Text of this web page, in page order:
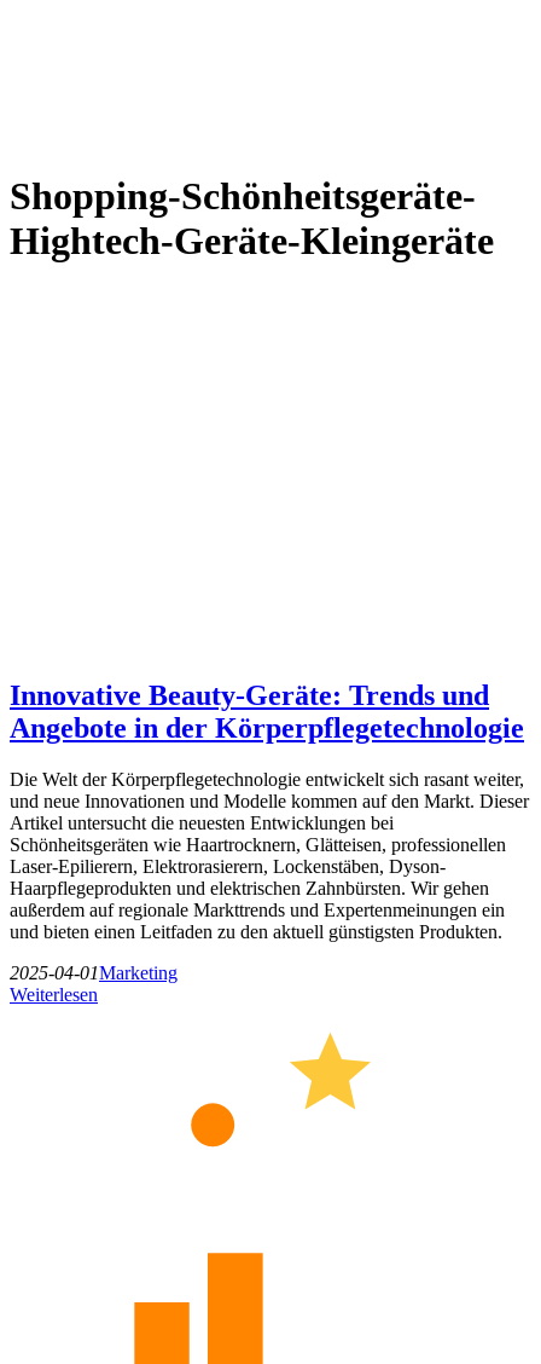
Shopping-Schönheitsgeräte-
Hightech-Geräte-Kleingeräte
Innovative Beauty-Geräte: Trends und
Angebote in der Körperpflegetechnologie
Die Welt der Körperpflegetechnologie entwickelt sich rasant weiter,
und neue Innovationen und Modelle kommen auf den Markt. Dieser
Artikel untersucht die neuesten Entwicklungen bei
Schönheitsgeräten wie Haartrocknern, Glätteisen, professionellen
Laser-Epilierern, Elektrorasierern, Lockenstäben, Dyson-
Haarpflegeprodukten und elektrischen Zahnbürsten. Wir gehen
außerdem auf regionale Markttrends und Expertenmeinungen ein
und bieten einen Leitfaden zu den aktuell günstigsten Produkten.
2025-04-01Marketing
Weiterlesen